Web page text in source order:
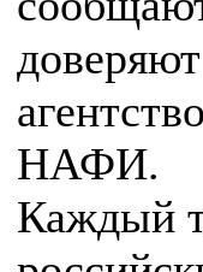
НАФИ.
Каждый